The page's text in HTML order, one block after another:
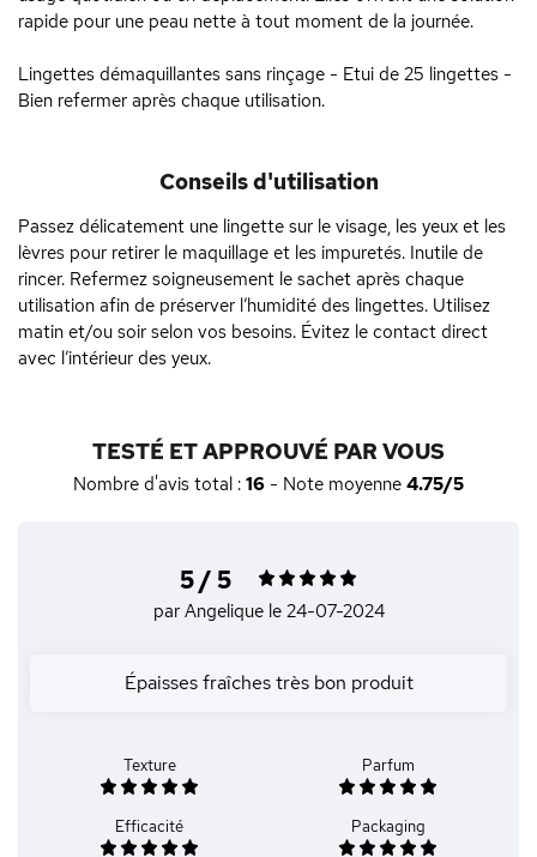
rapide pour une peau nette à tout moment de la journée.
Lingettes démaquillantes sans rinçage - Etui de 25 lingettes -
Bien refermer après chaque utilisation.
Conseils d'utilisation
Passez délicatement une lingette sur le visage, les yeux et les
lèvres pour retirer le maquillage et les impuretés. Inutile de
rincer. Refermez soigneusement le sachet après chaque
utilisation afin de préserver l’humidité des lingettes. Utilisez
matin et/ou soir selon vos besoins. Évitez le contact direct
avec l’intérieur des yeux.
TESTÉ ET APPROUVÉ PAR VOUS
Nombre d'avis total : 16 - Note moyenne 4.75/5
5 / 5
par Angelique le 24-07-2024
Épaisses fraîches très bon produit
Texture Parfum
Efficacité Packaging